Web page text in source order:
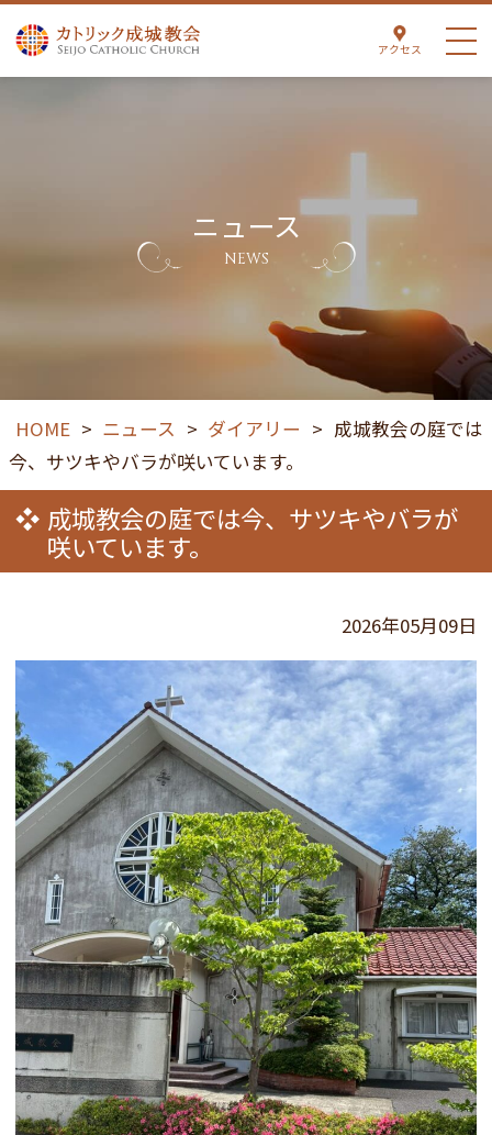
アクセス
ニュース
NEWS
HOME > ニュース > ダイアリー > 成城教会の庭では
今、サツキやバラが咲いています。
成城教会の庭では今、サツキやバラが
咲いています。
2026年05月09日